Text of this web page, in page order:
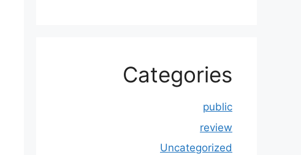
Categories
public
review
Uncategorized